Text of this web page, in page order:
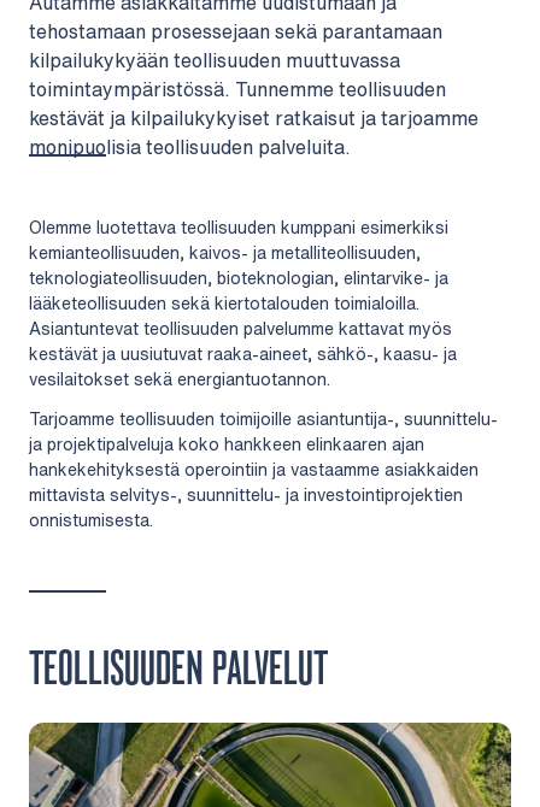
tehostamaan prosessejaan sekä parantamaan
kilpailukykyään teollisuuden muuttuvassa
toimintaympäristössä. Tunnemme teollisuuden
kestävät ja kilpailukykyiset ratkaisut ja tarjoamme
monipuolisia teollisuuden palveluita.
Olemme luotettava teollisuuden kumppani esimerkiksi
kemianteollisuuden, kaivos- ja metalliteollisuuden,
teknologiateollisuuden, bioteknologian, elintarvike- ja
lääketeollisuuden sekä kiertotalouden toimialoilla.
Asiantuntevat teollisuuden palvelumme kattavat myös
kestävät ja uusiutuvat raaka-aineet, sähkö-, kaasu- ja
vesilaitokset sekä energiantuotannon.
Tarjoamme teollisuuden toimijoille asiantuntija-, suunnittelu-
ja projektipalveluja koko hankkeen elinkaaren ajan
hankekehityksestä operointiin ja vastaamme asiakkaiden
mittavista selvitys-, suunnittelu- ja investointiprojektien
onnistumisesta.
TEOLLISUUDEN PALVELUT